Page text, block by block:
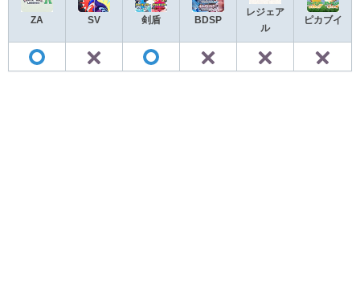
ZA SV 剣盾 BDSP
レジェア
ル
ピカブイ